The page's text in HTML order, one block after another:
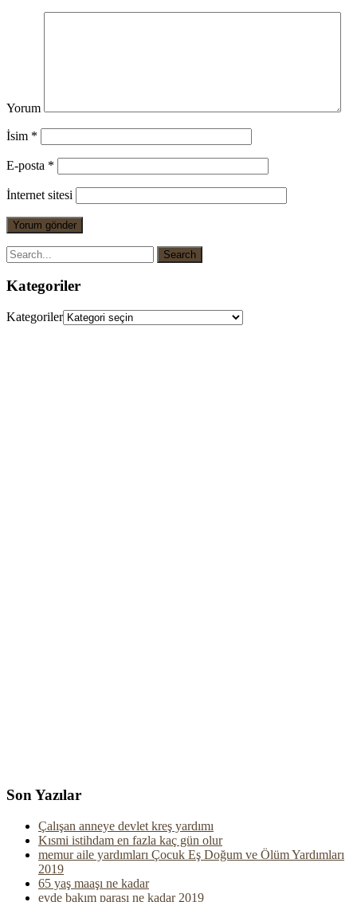
Yorum
İsim *
E-posta *
İnternet sitesi
Kategoriler
Kategoriler
Son Yazılar
Çalışan anneye devlet kreş yardımı
Kısmi istihdam en fazla kaç gün olur
memur aile yardımları Çocuk Eş Doğum ve Ölüm Yardımları
2019
65 yaş maaşı ne kadar
evde bakım parası ne kadar 2019